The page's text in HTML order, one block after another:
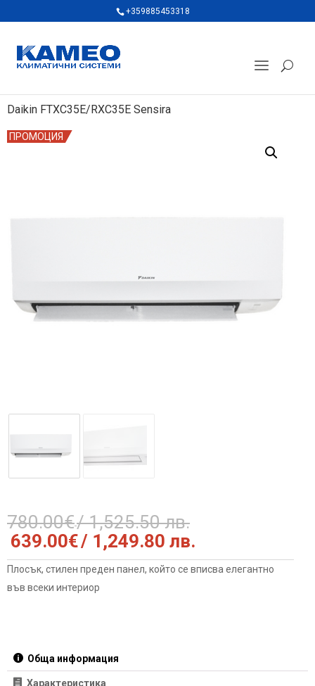
+359885453318
Daikin FTXC35E/RXC35E Sensira
ПРОМОЦИЯ
780.00€/ 1,525.50 лв.
Original
price
was:
780.00€
639.00€/ 1,249.80 лв.
цена
е:
Плосък, стилен преден панел, който се вписва елегантно
във всеки интериор
Обща информация
Характеристика